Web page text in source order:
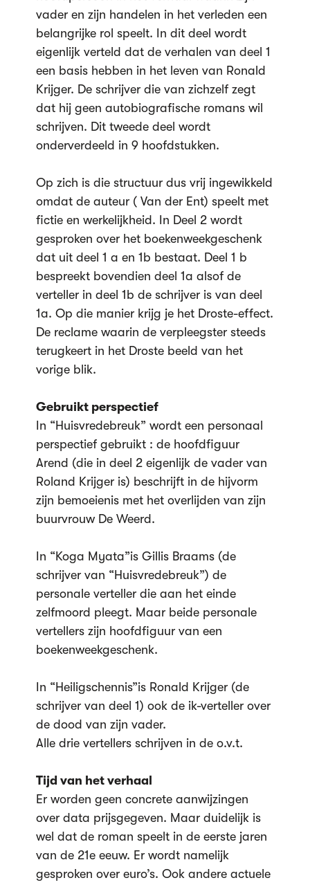
vader en zijn handelen in het verleden een
belangrijke rol speelt. In dit deel wordt
eigenlijk verteld dat de verhalen van deel 1
een basis hebben in het leven van Ronald
Krijger. De schrijver die van zichzelf zegt
dat hij geen autobiografische romans wil
schrijven. Dit tweede deel wordt
onderverdeeld in 9 hoofdstukken.
Op zich is die structuur dus vrij ingewikkeld
omdat de auteur ( Van der Ent) speelt met
fictie en werkelijkheid. In Deel 2 wordt
gesproken over het boekenweekgeschenk
dat uit deel 1 a en 1b bestaat. Deel 1 b
bespreekt bovendien deel 1a alsof de
verteller in deel 1b de schrijver is van deel
1a. Op die manier krijg je het Droste-effect.
De reclame waarin de verpleegster steeds
terugkeert in het Droste beeld van het
vorige blik.
Gebruikt perspectief
In “Huisvredebreuk” wordt een personaal
perspectief gebruikt : de hoofdfiguur
Arend (die in deel 2 eigenlijk de vader van
Roland Krijger is) beschrijft in de hijvorm
zijn bemoeienis met het overlijden van zijn
buurvrouw De Weerd.
In “Koga Myata”is Gillis Braams (de
schrijver van “Huisvredebreuk”) de
personale verteller die aan het einde
zelfmoord pleegt. Maar beide personale
vertellers zijn hoofdfiguur van een
boekenweekgeschenk.
In “Heiligschennis”is Ronald Krijger (de
schrijver van deel 1) ook de ik-verteller over
de dood van zijn vader.
Alle drie vertellers schrijven in de o.v.t.
Tijd van het verhaal
Er worden geen concrete aanwijzingen
over data prijsgegeven. Maar duidelijk is
wel dat de roman speelt in de eerste jaren
van de 21e eeuw. Er wordt namelijk
gesproken over euro’s. Ook andere actuele